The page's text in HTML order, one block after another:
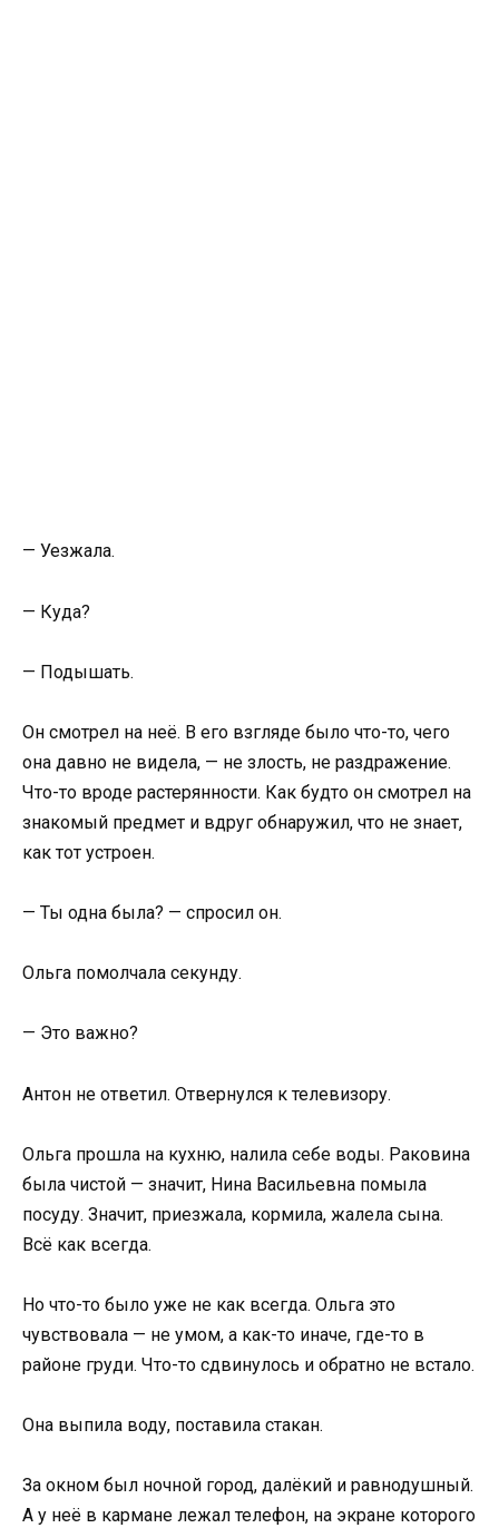
— Уезжала.
— Куда?
— Подышать.
Он смотрел на неё. В его взгляде было что-то, чего
она давно не видела, — не злость, не раздражение.
Что-то вроде растерянности. Как будто он смотрел на
знакомый предмет и вдруг обнаружил, что не знает,
как тот устроен.
— Ты одна была? — спросил он.
Ольга помолчала секунду.
— Это важно?
Антон не ответил. Отвернулся к телевизору.
Ольга прошла на кухню, налила себе воды. Раковина
была чистой — значит, Нина Васильевна помыла
посуду. Значит, приезжала, кормила, жалела сына.
Всё как всегда.
Но что-то было уже не как всегда. Ольга это
чувствовала — не умом, а как-то иначе, где-то в
районе груди. Что-то сдвинулось и обратно не встало.
Она выпила воду, поставила стакан.
За окном был ночной город, далёкий и равнодушный.
А у неё в кармане лежал телефон, на экране которого